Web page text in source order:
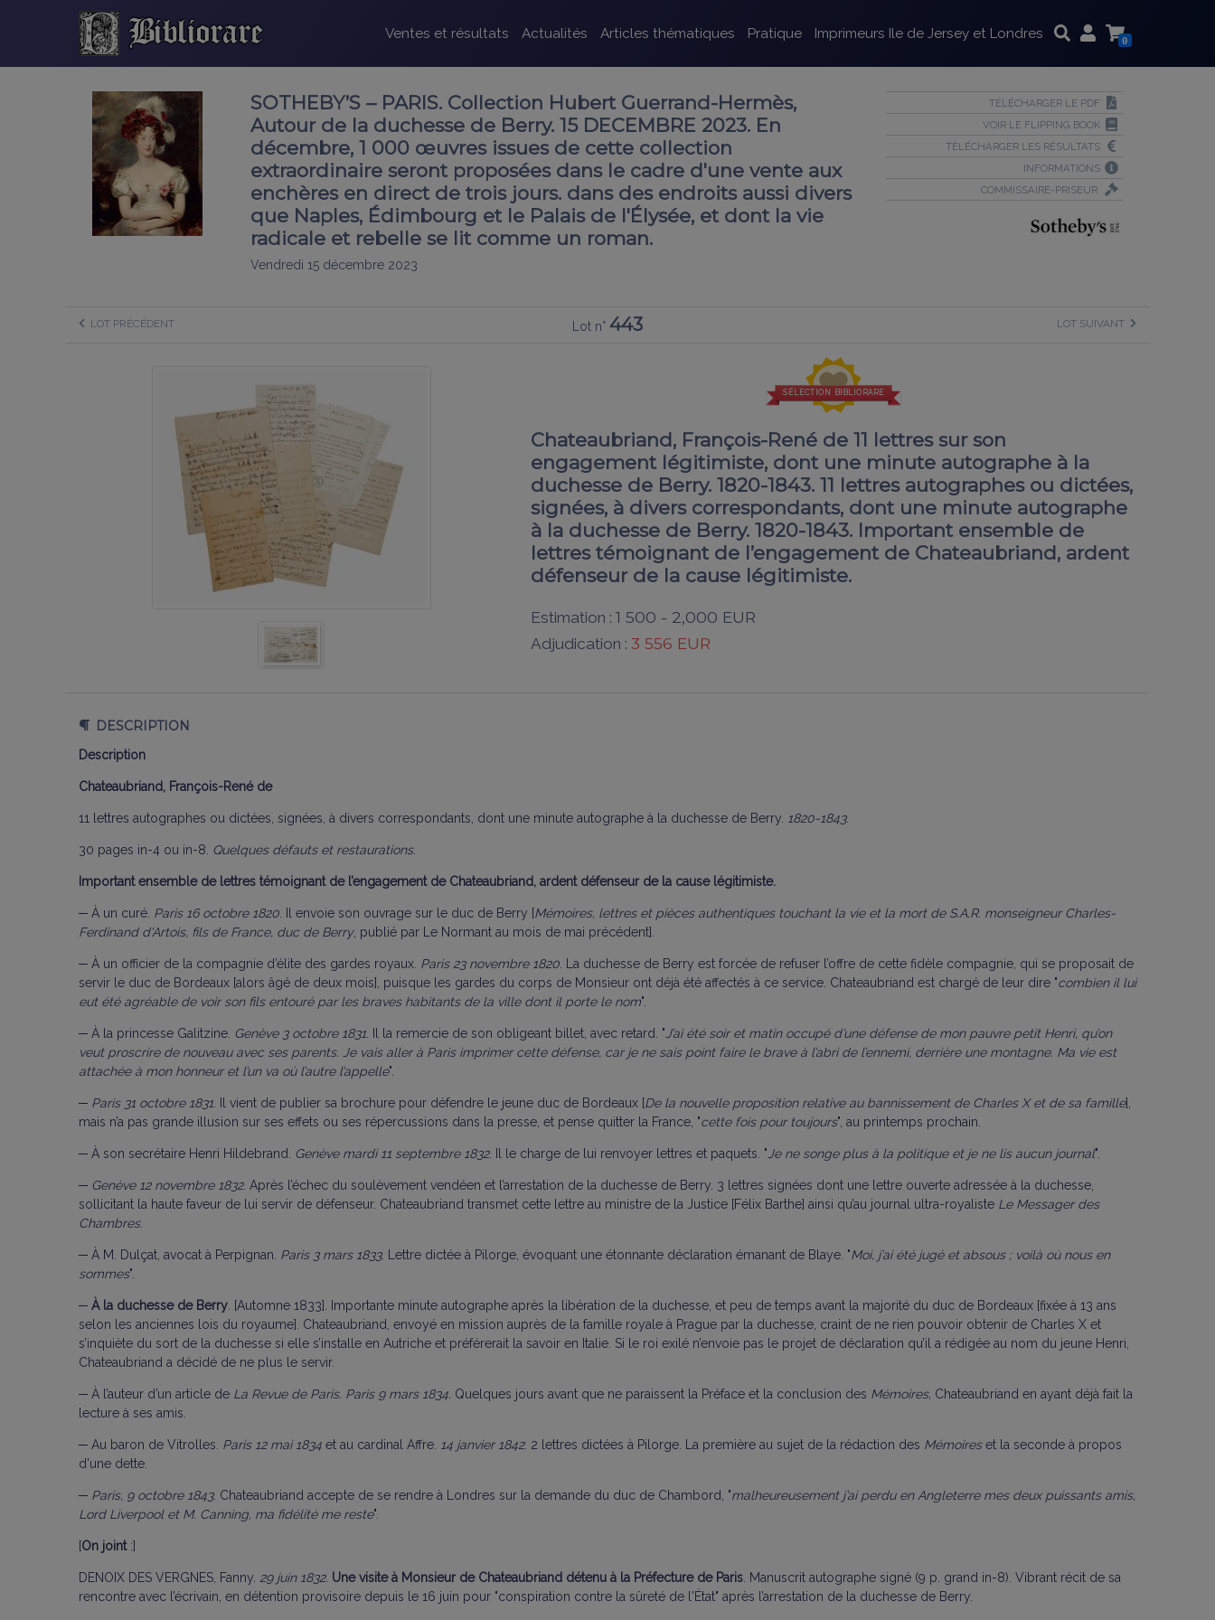
Ventes et résultats Actualités Articles thématiques Pratique Imprimeurs Ile de Jersey et Londres 0
SOTHEBY’S – PARIS. Collection Hubert Guerrand-Hermès,
Autour de la duchesse de Berry. 15 DECEMBRE 2023. En
décembre, 1 000 œuvres issues de cette collection
extraordinaire seront proposées dans le cadre d'une vente aux
enchères en direct de trois jours. dans des endroits aussi divers
que Naples, Édimbourg et le Palais de l'Élysée, et dont la vie
radicale et rebelle se lit comme un roman.
Vendredi 15 décembre 2023
TÉLÉCHARGER LE PDF
VOIR LE FLIPPING BOOK
TÉLÉCHARGER LES RÉSULTATS
INFORMATIONS
COMMISSAIRE-PRISEUR
LOT PRÉCÉDENT Lot n° 443 LOT SUIVANT
SÉLECTION BIBLIORARE
Chateaubriand, François-René de 11 lettres sur son
engagement légitimiste, dont une minute autographe à la
duchesse de Berry. 1820-1843. 11 lettres autographes ou dictées,
signées, à divers correspondants, dont une minute autographe
à la duchesse de Berry. 1820-1843. Important ensemble de
lettres témoignant de l’engagement de Chateaubriand, ardent
défenseur de la cause légitimiste.
Estimation : 1 500 - 2,000 EUR
Adjudication : 3 556 EUR
DESCRIPTION
Description
Chateaubriand, François-René de
11 lettres autographes ou dictées, signées, à divers correspondants, dont une minute autographe à la duchesse de Berry. 1820-1843.
30 pages in-4 ou in-8. Quelques défauts et restaurations.
Important ensemble de lettres témoignant de l’engagement de Chateaubriand, ardent défenseur de la cause légitimiste.
─ À un curé. Paris 16 octobre 1820 . Il envoie son ouvrage sur le duc de Berry [Mémoires, lettres et pièces authentiques touchant la vie et la mort de S.A.R. monseigneur Charles-
Ferdinand d'Artois, fils de France, duc de Berry, publié par Le Normant au mois de mai précédent].
─ À un officier de la compagnie d’élite des gardes royaux. Paris 23 novembre 1820 . La duchesse de Berry est forcée de refuser l’offre de cette fidèle compagnie, qui se proposait de
servir le duc de Bordeaux [alors âgé de deux mois], puisque les gardes du corps de Monsieur ont déjà été affectés à ce service. Chateaubriand est chargé de leur dire "combien il lui
eut été agréable de voir son fils entouré par les braves habitants de la ville dont il porte le nom".
─ À la princesse Galitzine. Genève 3 octobre 1831 . Il la remercie de son obligeant billet, avec retard. " J’ai été soir et matin occupé d’une défense de mon pauvre petit Henri, qu’on
veut proscrire de nouveau avec ses parents. Je vais aller à Paris imprimer cette défense, car je ne sais point faire le brave à l’abri de l’ennemi, derrière une montagne. Ma vie est
attachée à mon honneur et l’un va où l’autre l’appelle".
─ Paris 31 octobre 1831 . Il vient de publier sa brochure pour défendre le jeune duc de Bordeaux [De la nouvelle proposition relative au bannissement de Charles X et de sa famille],
mais n’a pas grande illusion sur ses effets ou ses répercussions dans la presse, et pense quitter la France, "cette fois pour toujours", au printemps prochain.
─ À son secrétaire Henri Hildebrand. Genève mardi 11 septembre 1832. Il le charge de lui renvoyer lettres et paquets. " Je ne songe plus à la politique et je ne lis aucun journal".
─ Genève 12 novembre 1832. Après l’échec du soulèvement vendéen et l’arrestation de la duchesse de Berry. 3 lettres signées dont une lettre ouverte adressée à la duchesse,
sollicitant la haute faveur de lui servir de défenseur. Chateaubriand transmet cette lettre au ministre de la Justice [Félix Barthe] ainsi qu’au journal ultra-royaliste Le Messager des
Chambres.
─ À M. Dulçat, avocat à Perpignan. Paris 3 mars 1833. Lettre dictée à Pilorge, évoquant une étonnante déclaration émanant de Blaye. "Moi, j’ai été jugé et absous ; voilà où nous en
sommes".
─ À la duchesse de Berry . [Automne 1833]. Importante minute autographe après la libération de la duchesse, et peu de temps avant la majorité du duc de Bordeaux [fixée à 13 ans
selon les anciennes lois du royaume]. Chateaubriand, envoyé en mission auprès de la famille royale à Prague par la duchesse, craint de ne rien pouvoir obtenir de Charles X et
s’inquiète du sort de la duchesse si elle s’installe en Autriche et préférerait la savoir en Italie. Si le roi exilé n’envoie pas le projet de déclaration qu’il a rédigée au nom du jeune Henri,
Chateaubriand a décidé de ne plus le servir.
─ À l’auteur d’un article de La Revue de Paris. Paris 9 mars 1834. Quelques jours avant que ne paraissent la Préface et la conclusion des Mémoires, Chateaubriand en ayant déjà fait la
lecture à ses amis.
─ Au baron de Vitrolles. Paris 12 mai 1834 et au cardinal Affre. 14 janvier 1842. 2 lettres dictées à Pilorge. La première au sujet de la rédaction des Mémoireset la seconde à propos
d'une dette.
─ Paris, 9 octobre 1843. Chateaubriand accepte de se rendre à Londres sur la demande du duc de Chambord, "malheureusement j’ai perdu en Angleterre mes deux puissants amis,
Lord Liverpool et M. Canning, ma fidélité me reste".
[On joint:]
DENOIX DES VERGNES, Fanny. 29 juin 1832. Une visite à Monsieur de Chateaubriand détenu à la Préfecture de Paris . Manuscrit autographe signé (9 p. grand in-8). Vibrant récit de sa
rencontre avec l’écrivain, en détention provisoire depuis le 16 juin pour "conspiration contre la sûreté de l'État" après l’arrestation de la duchesse de Berry.